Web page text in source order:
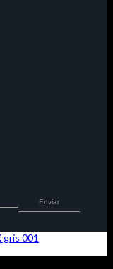
Enviar